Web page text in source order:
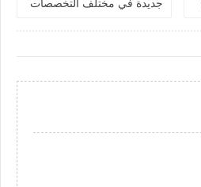
جديدة في مختلف التخصصات